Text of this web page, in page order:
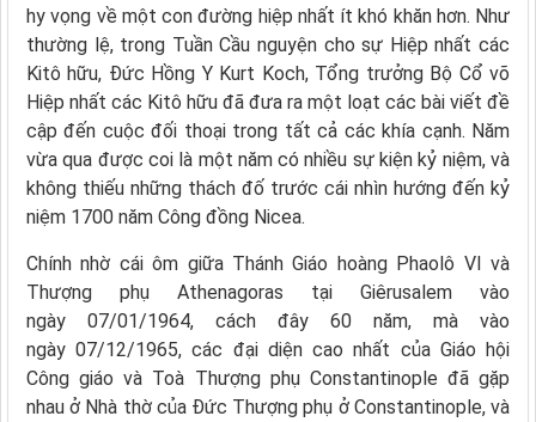
hy vọng về một con đường hiệp nhất ít khó khăn hơn. Như
thường lệ, trong Tuần Cầu nguyện cho sự Hiệp nhất các
Kitô hữu, Đức Hồng Y Kurt Koch, Tổng trưởng Bộ Cổ võ
Hiệp nhất các Kitô hữu đã đưa ra một loạt các bài viết đề
cập đến cuộc đối thoại trong tất cả các khía cạnh. Năm
vừa qua được coi là một năm có nhiều sự kiện kỷ niệm, và
không thiếu những thách đố trước cái nhìn hướng đến kỷ
niệm 1700 năm Công đồng Nicea.
Chính nhờ cái ôm giữa Thánh Giáo hoàng Phaolô VI và
Thượng phụ Athenagoras tại Giêrusalem vào
ngày 07/01/1964, cách đây 60 năm, mà vào
ngày 07/12/1965, các đại diện cao nhất của Giáo hội
Công giáo và Toà Thượng phụ Constantinople đã gặp
nhau ở Nhà thờ của Đức Thượng phụ ở Constantinople, và